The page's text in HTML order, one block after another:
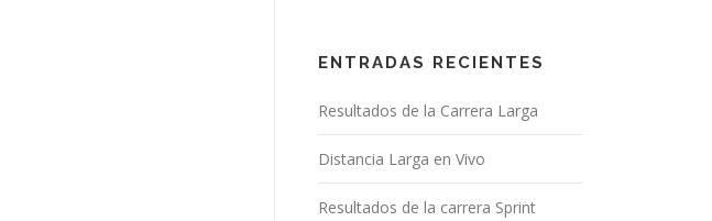
ENTRADAS RECIENTES
Resultados de la Carrera Larga
Distancia Larga en Vivo
Resultados de la carrera Sprint